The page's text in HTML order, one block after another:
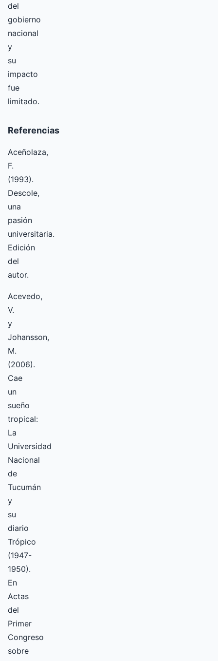
del
gobierno
nacional
y
su
impacto
fue
limitado.
Referencias
Aceñolaza,
F.
(1993).
Descole,
una
pasión
universitaria.
Edición
del
autor.
Acevedo,
V.
y
Johansson,
M.
(2006).
Cae
un
sueño
tropical:
La
Universidad
Nacional
de
Tucumán
y
su
diario
Trópico
(1947-
1950).
En
Actas
del
Primer
Congreso
sobre